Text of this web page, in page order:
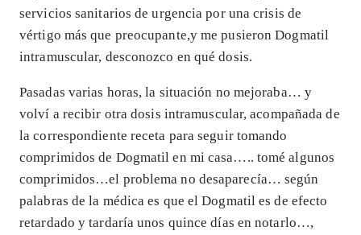
servicios sanitarios de urgencia por una crisis de
vértigo más que preocupante,y me pusieron Dogmatil
intramuscular, desconozco en qué dosis.
Pasadas varias horas, la situación no mejoraba… y
volví a recibir otra dosis intramuscular, acompañada de
la correspondiente receta para seguir tomando
comprimidos de Dogmatil en mi casa….. tomé algunos
comprimidos…el problema no desaparecía… según
palabras de la médica es que el Dogmatil es de efecto
retardado y tardaría unos quince días en notarlo…,